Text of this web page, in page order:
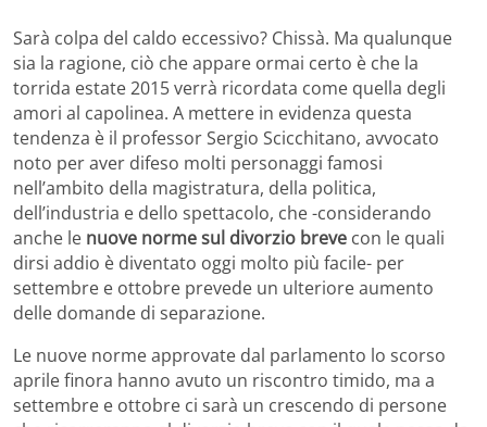
Sarà colpa del caldo eccessivo? Chissà. Ma qualunque
sia la ragione, ciò che appare ormai certo è che la
torrida estate 2015 verrà ricordata come quella degli
amori al capolinea. A mettere in evidenza questa
tendenza è il professor Sergio Scicchitano, avvocato
noto per aver difeso molti personaggi famosi
nell’ambito della magistratura, della politica,
dell’industria e dello spettacolo, che -considerando
anche le nuove norme sul divorzio breve con le quali
dirsi addio è diventato oggi molto più facile- per
settembre e ottobre prevede un ulteriore aumento
delle domande di separazione.
Le nuove norme approvate dal parlamento lo scorso
aprile finora hanno avuto un riscontro timido, ma a
settembre e ottobre ci sarà un crescendo di persone